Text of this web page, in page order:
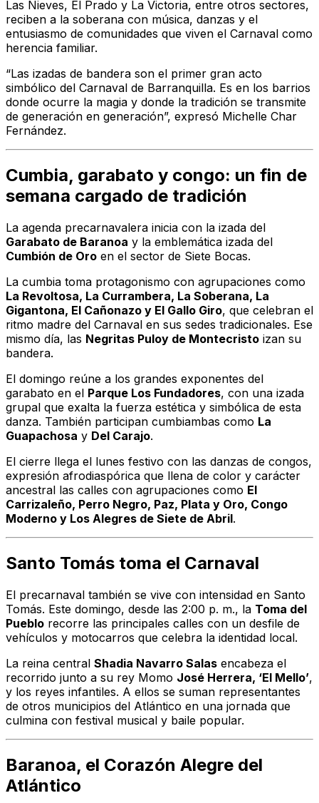
Las Nieves, El Prado y La Victoria, entre otros sectores,
reciben a la soberana con música, danzas y el
entusiasmo de comunidades que viven el Carnaval como
herencia familiar.
“Las izadas de bandera son el primer gran acto
simbólico del Carnaval de Barranquilla. Es en los barrios
donde ocurre la magia y donde la tradición se transmite
de generación en generación”, expresó Michelle Char
Fernández.
Cumbia, garabato y congo: un fin de
semana cargado de tradición
La agenda precarnavalera inicia con la izada del
Garabato de Baranoa y la emblemática izada del
Cumbión de Oro en el sector de Siete Bocas.
La cumbia toma protagonismo con agrupaciones como
La Revoltosa, La Currambera, La Soberana, La
Gigantona, El Cañonazo y El Gallo Giro, que celebran el
ritmo madre del Carnaval en sus sedes tradicionales. Ese
mismo día, las Negritas Puloy de Montecristo izan su
bandera.
El domingo reúne a los grandes exponentes del
garabato en el Parque Los Fundadores, con una izada
grupal que exalta la fuerza estética y simbólica de esta
danza. También participan cumbiambas como La
Guapachosa y Del Carajo.
El cierre llega el lunes festivo con las danzas de congos,
expresión afrodiaspórica que llena de color y carácter
ancestral las calles con agrupaciones como El
Carrizaleño, Perro Negro, Paz, Plata y Oro, Congo
Moderno y Los Alegres de Siete de Abril.
Santo Tomás toma el Carnaval
El precarnaval también se vive con intensidad en Santo
Tomás. Este domingo, desde las 2:00 p. m., la Toma del
Pueblo recorre las principales calles con un desfile de
vehículos y motocarros que celebra la identidad local.
La reina central Shadia Navarro Salas encabeza el
recorrido junto a su rey Momo José Herrera, ‘El Mello’,
y los reyes infantiles. A ellos se suman representantes
de otros municipios del Atlántico en una jornada que
culmina con festival musical y baile popular.
Baranoa, el Corazón Alegre del
Atlántico